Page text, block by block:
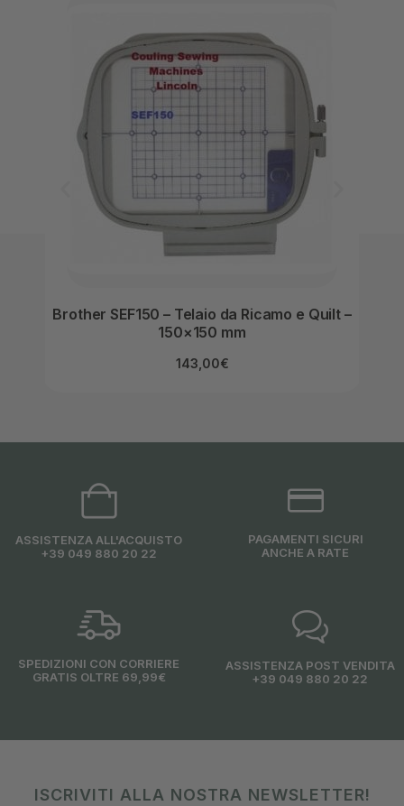
Brother SEF150 – Telaio da Ricamo e Quilt –
150×150 mm
143,00€
ASSISTENZA ALL'ACQUISTO
+39 049 880 20 22
PAGAMENTI SICURI
ANCHE A RATE
SPEDIZIONI CON CORRIERE
GRATIS OLTRE 69,99€
ASSISTENZA POST VENDITA
+39 049 880 20 22
ISCRIVITI ALLA NOSTRA NEWSLETTER!